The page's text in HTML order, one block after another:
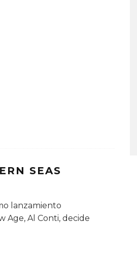
SEAS
lanzamiento
Age, Al Conti, decide